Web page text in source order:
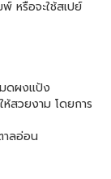
หรือจะใช้สเปย์
ดผงแป้ง
สวยงาม โดยการ
าลอ่อน